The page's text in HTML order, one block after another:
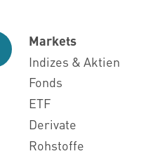
Markets
Indizes & Aktien
Fonds
ETF
Derivate
Rohstoffe